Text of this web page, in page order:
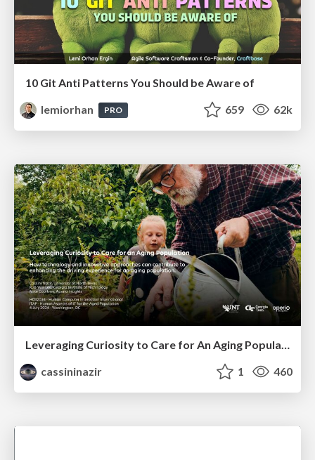
10 Git Anti Patterns You Should be Aware of
lemiorhan
PRO 659 62k
cassininazir
1 460